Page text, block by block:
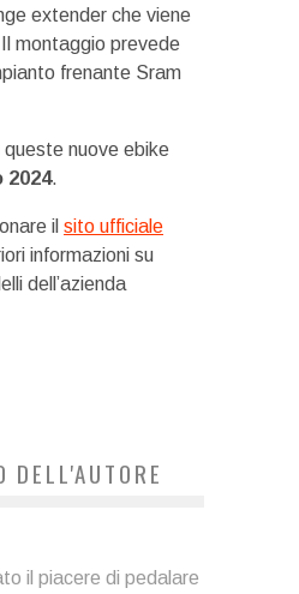
extender che viene
montaggio prevede
frenante Sram
queste nuove ebike
2024.
il sito ufficiale
informazioni su
dell’azienda
DELL'AUTORE
il piacere di pedalare